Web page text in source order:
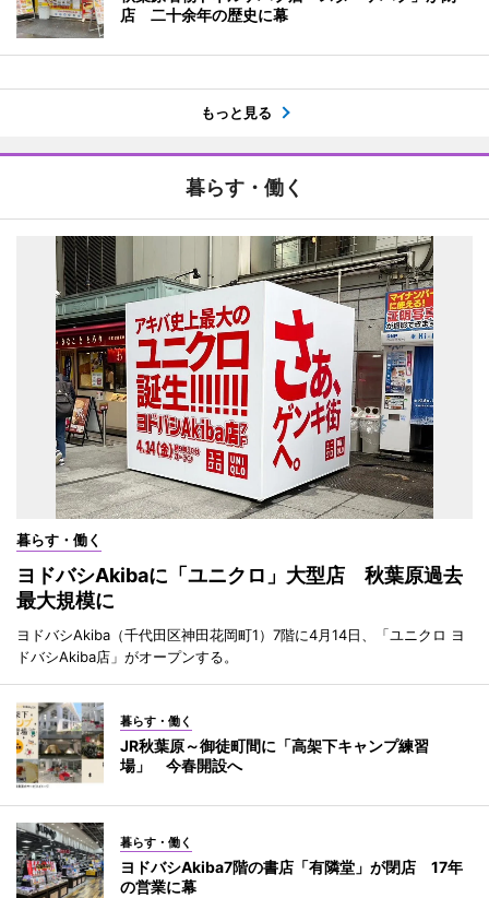
店 二十余年の歴史に幕
もっと見る
暮らす・働く
暮らす・働く
ヨドバシAkibaに「ユニクロ」大型店 秋葉原過去
最大規模に
ヨドバシAkiba（千代田区神田花岡町1）7階に4月14日、「ユニクロ ヨ
ドバシAkiba店」がオープンする。
暮らす・働く
JR秋葉原～御徒町間に「高架下キャンプ練習
場」 今春開設へ
暮らす・働く
ヨドバシAkiba7階の書店「有隣堂」が閉店 17年
の営業に幕